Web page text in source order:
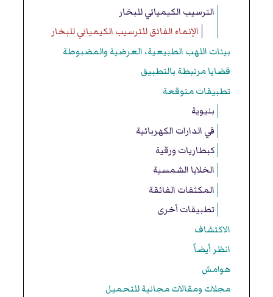
الترسيب الكيميائي للبخار
الإنماء الفائق للترسيب الكيميائي للبخار
بيئات اللهب الطبيعية، العرضية والمضبوطة
قضايا مرتبطة بالتطبيق
تطبيقات متوقعة
بنيوية
في الدارات الكهربائية
كبطاريات ورقية
الخلايا الشمسية
المكثفات الفائقة
تطبيقات أخرى
الاكتشاف
انظر أيضاً
هوامش
مجلات ومقالات مجانية للتحميل